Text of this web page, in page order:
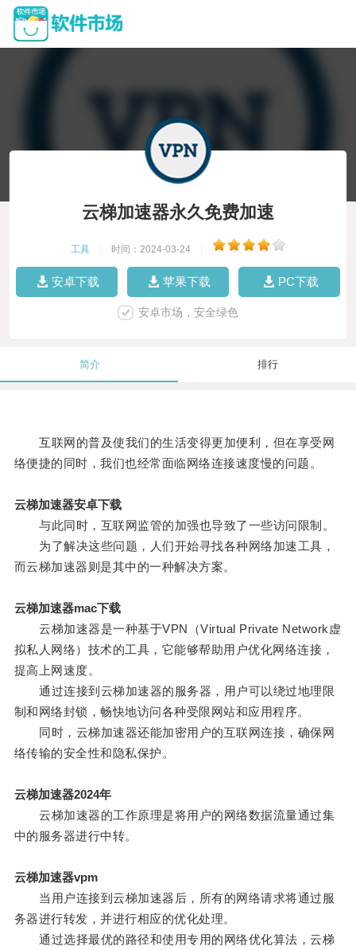
云梯加速器永久免费加速
工具 时间：2024-03-24
安卓下载 苹果下载 PC下载
安卓市场，安全绿色
简介 排行
互联网的普及使我们的生活变得更加便利，但在享受网
络便捷的同时，我们也经常面临网络连接速度慢的问题。
云梯加速器安卓下载
与此同时，互联网监管的加强也导致了一些访问限制。
为了解决这些问题，人们开始寻找各种网络加速工具，
而云梯加速器则是其中的一种解决方案。
云梯加速器mac下载
云梯加速器是一种基于VPN（Virtual Private Network虚
拟私人网络）技术的工具，它能够帮助用户优化网络连接，
提高上网速度。
通过连接到云梯加速器的服务器，用户可以绕过地理限
制和网络封锁，畅快地访问各种受限网站和应用程序。
同时，云梯加速器还能加密用户的互联网连接，确保网
络传输的安全性和隐私保护。
云梯加速器2024年
云梯加速器的工作原理是将用户的网络数据流量通过集
中的服务器进行中转。
云梯加速器vpm
当用户连接到云梯加速器后，所有的网络请求将通过服
务器进行转发，并进行相应的优化处理。
通过选择最优的路径和使用专用的网络优化算法，云梯